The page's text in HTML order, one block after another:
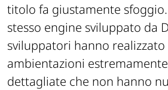
titolo fa giustamente
stesso engine sviluppato da
sviluppatori hanno realizzato
ambientazioni
dettagliate che non hanno